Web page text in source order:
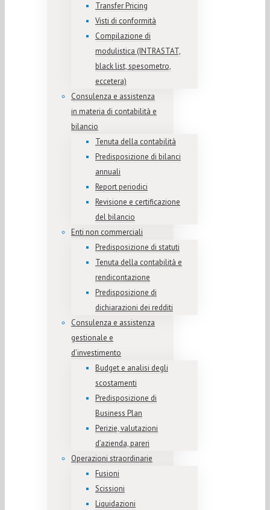
Transfer Pricing
Visti di conformità
Compilazione di
modulistica (INTRASTAT,
black list, spesometro,
eccetera)
Consulenza e assistenza
in materia di contabilità e
bilancio
Tenuta della contabilità
Predisposizione di bilanci
annuali
Report periodici
Revisione e certificazione
del bilancio
Enti non commerciali
Predisposizione di statuti
Tenuta della contabilità e
rendicontazione
Predisposizione di
dichiarazioni dei redditi
Consulenza e assistenza
gestionale e
d’investimento
Budget e analisi degli
scostamenti
Predisposizione di
Business Plan
Perizie, valutazioni
d’azienda, pareri
Operazioni straordinarie
Fusioni
Scissioni
Liquidazioni